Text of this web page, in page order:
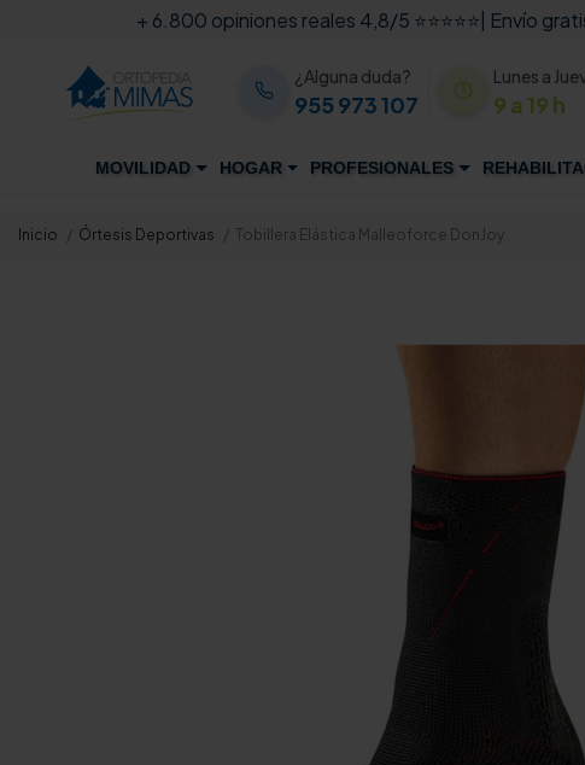
+ 6.800 opiniones reales 4,8/5 ⭐⭐⭐⭐⭐| Envío
¿Alguna duda?
955 973 107
Lunes a
9 a 19 h
MOVILIDAD HOGAR PROFESIONALES
Inicio Órtesis Deportivas Tobillera Elástica Malleoforce DonJoy